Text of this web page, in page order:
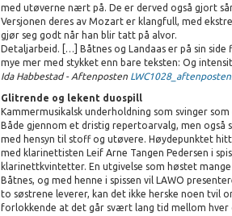
med utøverne nært på. De er derved også gjort
Versjonen deres av Mozart er klangfull, med
gjør seg godt når han blir tatt på alvor.
Detaljarbeid. […] Båtnes og Landaas er på sin
mye mer med stykket enn bare teksten: Og
Ida Habbestad - Aftenposten
Glitrende og lekent duospill
Kammermusikalsk underholdning som svinger
Både gjennom et dristig repertoarvalg, men også
med hensyn til stoff og utøvere. Høydepunktet
med klarinettisten Leif Arne Tangen Pedersen i
klarinettkvintetter. En utgivelse som høstet
Båtnes, og med henne i spissen vil LAWO
to søstrene leverer, kan det ikke herske noen tvil
forlokkende at det går svært lang tid mellom hver